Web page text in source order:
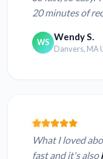
20 minutes of
WS Wendy S.
Danvers, MA
What I loved
fast and it's also